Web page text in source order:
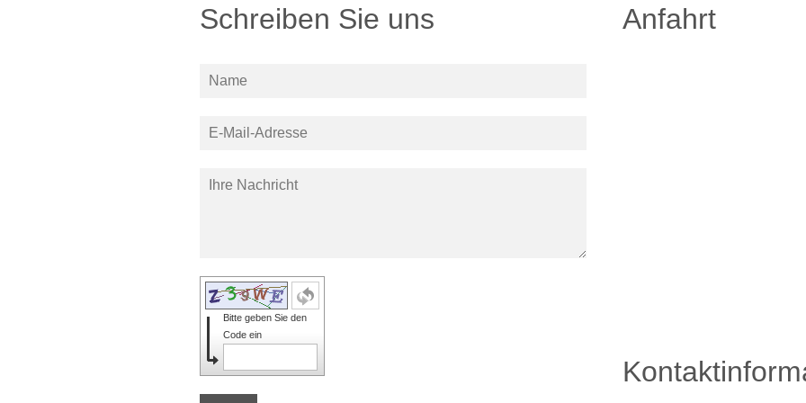
Schreiben Sie uns
Bitte geben Sie den
Code ein
Anfahrt